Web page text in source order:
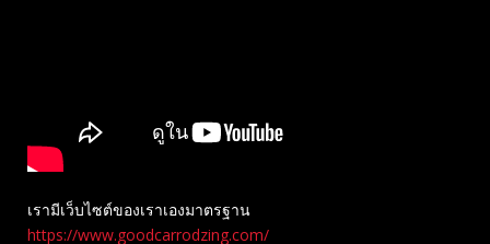
เรามีเว็บไซต์ของเราเองมาตรฐาน
https://www.goodcarrodzing.com/